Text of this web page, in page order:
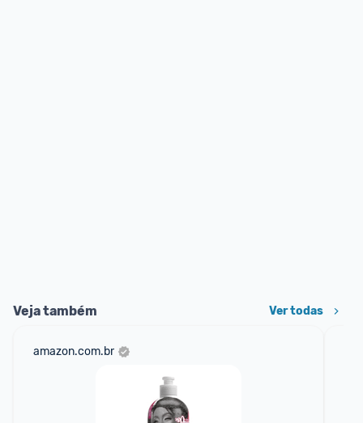
Veja também Ver todas
amazon.com.br